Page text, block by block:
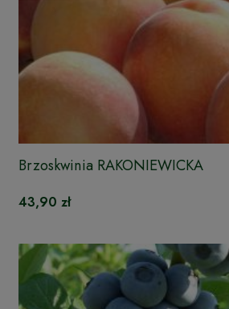
Brzoskwinia RAKONIEWICKA
43,90 zł